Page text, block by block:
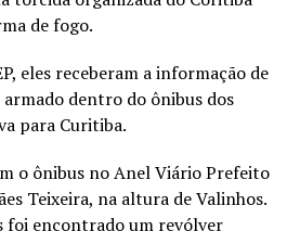
de fogo.
eles receberam a informação de
armado dentro do ônibus dos
para Curitiba.
o ônibus no Anel Viário Prefeito
Teixeira, na altura de Valinhos.
encontrado um revólver